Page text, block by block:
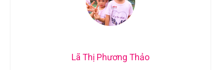
Lã Thị Phương Thảo